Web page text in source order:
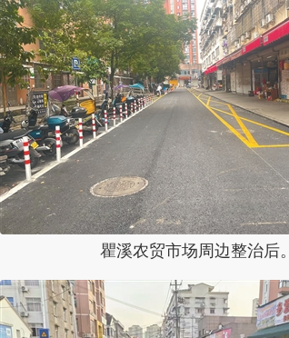
瞿溪农贸市场周边整治后。